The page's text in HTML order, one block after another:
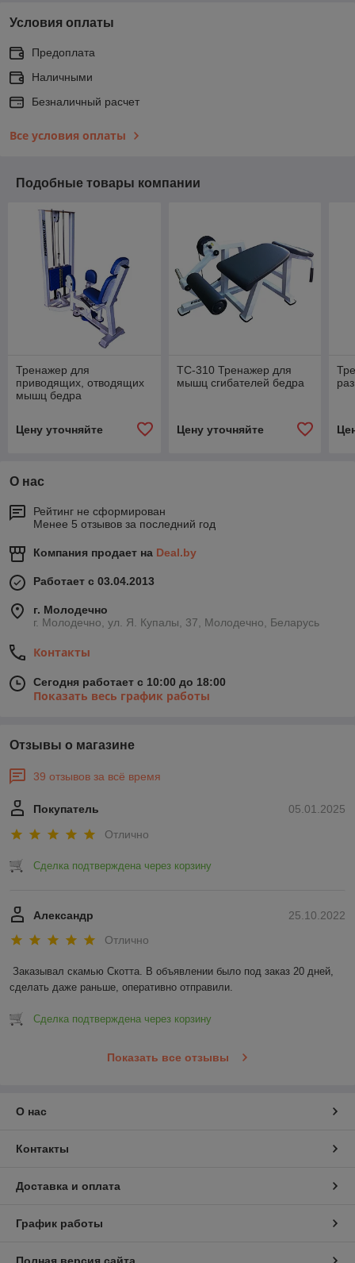
Условия оплаты
Предоплата
Наличными
Безналичный расчет
Все условия оплаты
Подобные товары компании
Тренажер для
приводящих, отводящих
мышц бедра
Цену уточняйте
ТС-310 Тренажер для
мышц сгибателей бедра
Цену уточняйте
О нас
Рейтинг не сформирован
Менее 5 отзывов за последний год
Компания продает на Deal.by
Работает с 03.04.2013
г. Молодечно
г. Молодечно, ул. Я. Купалы, 37, Молодечно, Беларусь
Контакты
Сегодня работает с 10:00 до 18:00
Показать весь график работы
Отзывы о магазине
39 отзывов за всё время
05.01.2025
Покупатель
Отлично
Сделка подтверждена через корзину
25.10.2022
Александр
Отлично
Заказывал скамью Скотта. В объявлении было под заказ 20 дней,
сделать даже раньше, оперативно отправили.
Сделка подтверждена через корзину
Показать все отзывы
О нас
Контакты
Доставка и оплата
График работы